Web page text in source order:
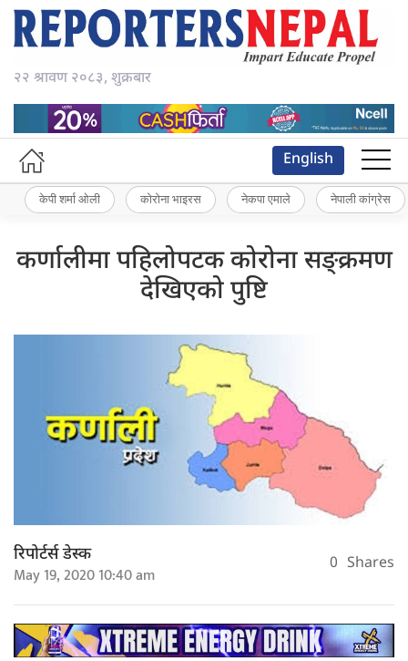
२२ श्रावण २०८३, शुक्रबार
English
केपी शर्मा ओली कोरोना भाइरस नेकपा एमाले नेपाली कांग्रेस
कर्णालीमा पहिलोपटक कोरोना सङ्क्रमण
देखिएको पुष्टि
रिपोर्टर्स डेस्क
May 19, 2020 10:40 am 0 Shares